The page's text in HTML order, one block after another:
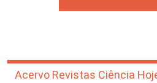
Acervo Revistas Ciência